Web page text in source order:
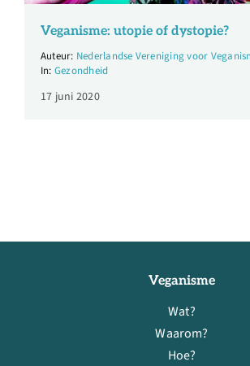
Veganisme: utopie of dystopie?
Nederlandse Vereniging voor
Gezondheid
17 juni 2020
Veganisme
Wat?
Waarom?
Hoe?